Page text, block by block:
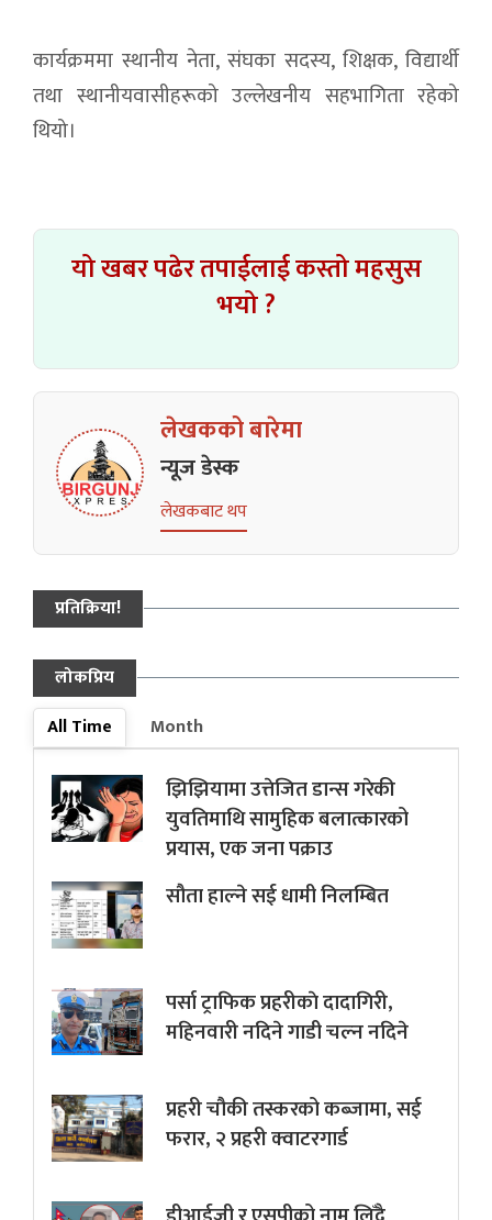
कार्यक्रममा स्थानीय नेता, संघका सदस्य, शिक्षक, विद्यार्थी
तथा स्थानीयवासीहरूको उल्लेखनीय सहभागिता रहेको
थियो।
यो खबर पढेर तपाईलाई कस्तो महसुस
भयो ?
लेखकको बारेमा
न्यूज डेस्क
लेखकबाट थप
प्रतिक्रिया!
लोकप्रिय
All Time
Month
झिझियामा उत्तेजित डान्स गरेकी
युवतिमाथि सामुहिक बलात्कारको
प्रयास, एक जना पक्राउ
सौता हाल्ने सई धामी निलम्बित
पर्सा ट्राफिक प्रहरीकाे दादागिरी,
महिनवारी नदिने गाडी चल्न नदिने
प्रहरी चौकी तस्करको कब्जामा, सई
फरार, २ प्रहरी क्वाटरगार्ड